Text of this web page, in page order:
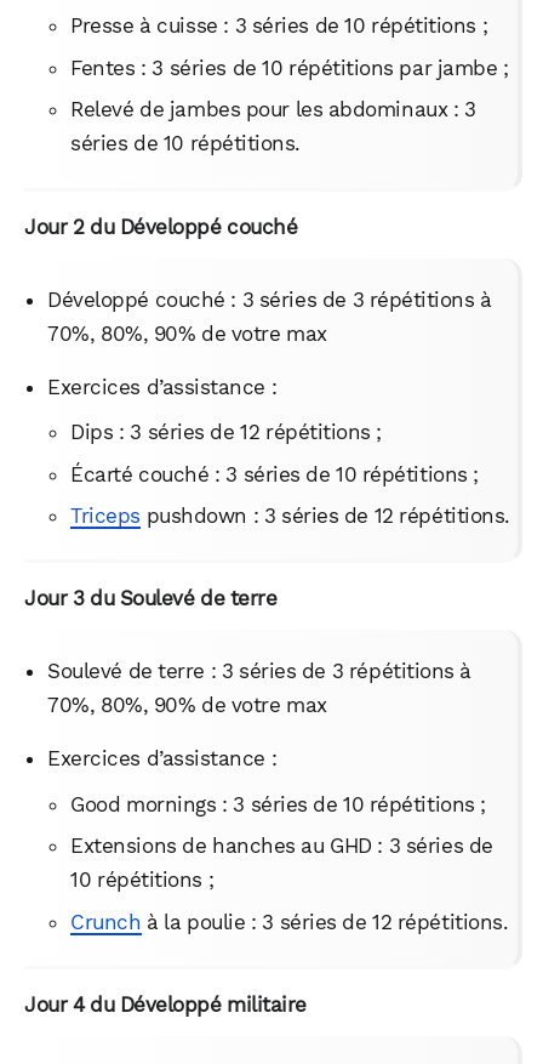
Presse à cuisse : 3 séries de 10 répétitions ;
Fentes : 3 séries de 10 répétitions par jambe ;
Relevé de jambes pour les abdominaux : 3
séries de 10 répétitions.
Jour 2 du Développé couché
Développé couché : 3 séries de 3 répétitions à
70%, 80%, 90% de votre max
Exercices d’assistance :
Dips : 3 séries de 12 répétitions ;
Écarté couché : 3 séries de 10 répétitions ;
Triceps pushdown : 3 séries de 12 répétitions.
Jour 3 du Soulevé de terre
Soulevé de terre : 3 séries de 3 répétitions à
70%, 80%, 90% de votre max
Exercices d’assistance :
Good mornings : 3 séries de 10 répétitions ;
Extensions de hanches au GHD : 3 séries de
10 répétitions ;
Crunch à la poulie : 3 séries de 12 répétitions.
Jour 4 du Développé militaire